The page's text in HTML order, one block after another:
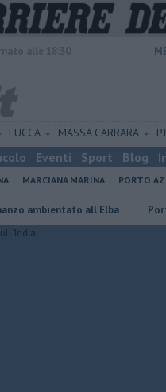
LUCCA MASSA CARRARA
Eventi Sport Blog
MARCIANA MARINA PORTO
all'Elba Porti